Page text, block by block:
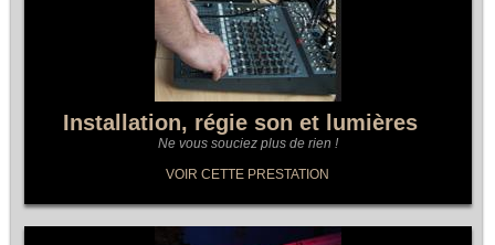
Installation, régie son et lumières
Ne vous souciez plus de rien !
VOIR CETTE PRESTATION